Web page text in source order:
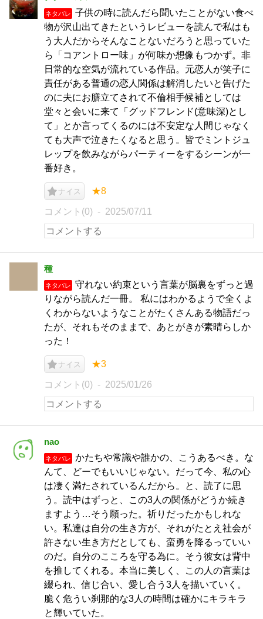
ネタバレ
子供の時に読んだら聞いたことがない食べ
物が沢山出てきたというレビューを読んで私はも
う大人だからそんなことないだろうと思っていた
ら「コアントロー味」が何味か想像もつかず。非
日常的な空気が流れている作品。元恋人が笑子に
責任がある普通の恋人関係は解消したいと告げた
のに夫にお膳立てされて不倫相手候補としては
堂々と会いに来て「グッドフレンド(意味深)とし
て」とか言ってくるのには不安定な人間じゃなく
ても大声で泣きたくなると思う。皆でミントジュ
レップを飲みながらパーティーをするシーンが一
番好き。
ナイス ★8
コメント(0) 2025/07/11
種
ネタバレ
守れない約束という言葉が脳裏をずっと過
りながら読んだ一冊。 私にはわかるようで全くよ
くわからないようなことがたくさんある物語だっ
たが、それもそのままで、あとがきが素晴らしか
った！
ナイス ★3
コメント(0) 2025/01/26
nao
ネタバレ
かたちや常識や誰かの、こうあるべき。な
んて、どーでもいいじゃない。だって今、私の心
は凄く満たされているんだから。と、読了に思
う。読中はずっと、この3人の関係がどうか続き
ますよう…そう願った。祈りだったかもしれな
い。私達は自分の生き方が、それがたとえ社会が
許さない生き方だとしても、蛮勇を降るっていい
のだ。自分のこころを守る為に。そう彼女は背中
を推してくれる。本当に美しく、この人の言葉は
綴られ、信じ合い、愛し合う3人を描いていく。
脆く危うい刹那的な3人の時間は確かにキラキラ
と輝いていた。